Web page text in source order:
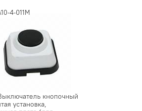
4-011M
кнопочный
установка,